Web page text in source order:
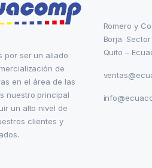
por ser un aliado
de
en el área de las
nuestro principal
un alto nivel de
clientes y
Romero y
Borja.
Quito –